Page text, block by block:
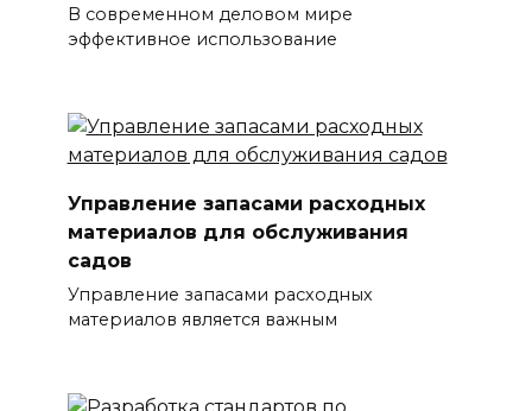
В современном деловом мире
эффективное использование
Управление запасами расходных
материалов для обслуживания
садов
Управление запасами расходных
материалов является важным